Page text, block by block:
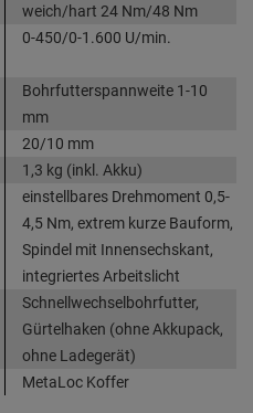
weich/hart 24 Nm/48 Nm
0-450/0-1.600 U/min.
Bohrfutterspannweite 1-10
mm
20/10 mm
1,3 kg (inkl. Akku)
einstellbares Drehmoment 0,5-
4,5 Nm, extrem kurze Bauform,
Spindel mit Innensechskant,
integriertes Arbeitslicht
Schnellwechselbohrfutter,
Gürtelhaken (ohne Akkupack,
ohne Ladegerät)
MetaLoc Koffer